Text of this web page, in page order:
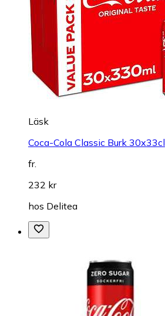
Läsk
Coca-Cola Classic Burk 30x33cl
fr.
232 kr
hos Delitea